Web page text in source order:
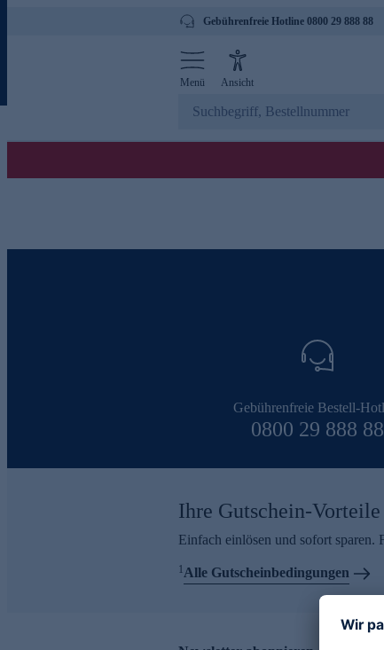
Gebührenfreie Hotline 0800 29 888 88
Menü Ansicht
Gebührenfreie Bestell-
0800 29 888 88
Ihre Gutschein-
Einfach einlösen und sofort sparen.
1Alle Gutscheinbedingungen